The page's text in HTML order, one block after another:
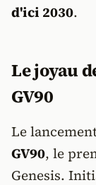
d'ici 2030.
Le joyau
GV90
Le
GV90, le
Genesis.